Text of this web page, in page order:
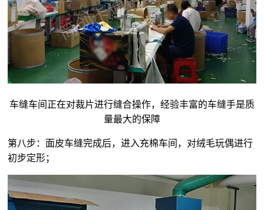
车缝车间正在对裁片进行缝合操作，经验丰富的车缝手是质
量最大的保障
第八步：面皮车缝完成后，进入充棉车间，对绒毛玩偶进行
初步定形；